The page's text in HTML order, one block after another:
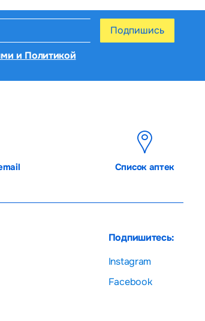
и Политикой
Подпишись
Список аптек
Подпишитесь:
Instagram
Facebook